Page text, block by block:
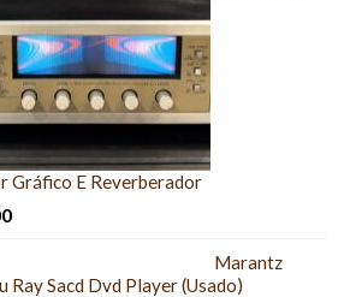
Gráfico E Reverberador
Marantz
Ray Sacd Dvd Player (Usado)